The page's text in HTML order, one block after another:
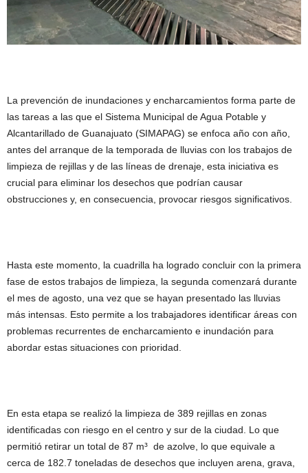
La prevención de inundaciones y encharcamientos forma parte de
las tareas a las que el Sistema Municipal de Agua Potable y
Alcantarillado de Guanajuato (SIMAPAG) se enfoca año con año,
antes del arranque de la temporada de lluvias con los trabajos de
limpieza de rejillas y de las líneas de drenaje, esta iniciativa es
crucial para eliminar los desechos que podrían causar
obstrucciones y, en consecuencia, provocar riesgos significativos.
Hasta este momento, la cuadrilla ha logrado concluir con la primera
fase de estos trabajos de limpieza, la segunda comenzará durante
el mes de agosto, una vez que se hayan presentado las lluvias
más intensas. Esto permite a los trabajadores identificar áreas con
problemas recurrentes de encharcamiento e inundación para
abordar estas situaciones con prioridad.
En esta etapa se realizó la limpieza de 389 rejillas en zonas
identificadas con riesgo en el centro y sur de la ciudad. Lo que
permitió retirar un total de 87 m³ de azolve, lo que equivale a
cerca de 182.7 toneladas de desechos que incluyen arena, grava,